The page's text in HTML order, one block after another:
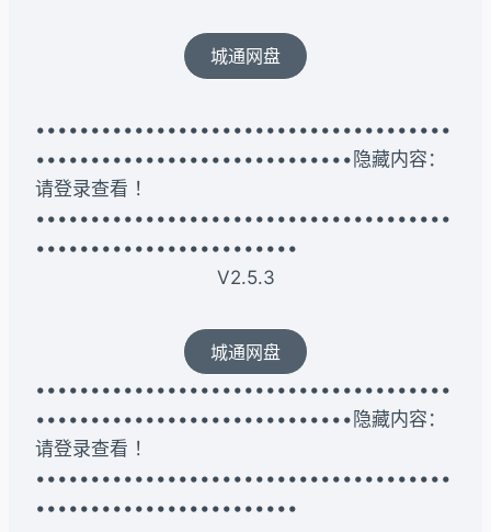
城通网盘
••••••••••••••••••••••••••••••••••••••
•••••••••••••••••••••••••••••隐藏内容：
请登录查看 ！
••••••••••••••••••••••••••••••••••••••
••••••••••••••••••••••••
V2.5.3
城通网盘
••••••••••••••••••••••••••••••••••••••
•••••••••••••••••••••••••••••隐藏内容：
请登录查看 ！
••••••••••••••••••••••••••••••••••••••
••••••••••••••••••••••••